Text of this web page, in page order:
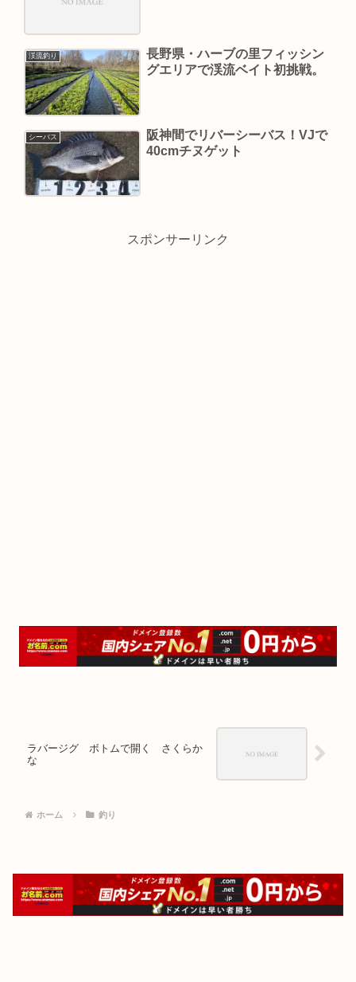
渓流釣り
長野県・ハーブの里フィッシン
グエリアで渓流ベイト初挑戦。
シーバス
阪神間でリバーシーバス！VJで
40cmチヌゲット
スポンサーリンク
ラバージグ ボトムで開く さくらか
な
ホーム 釣り